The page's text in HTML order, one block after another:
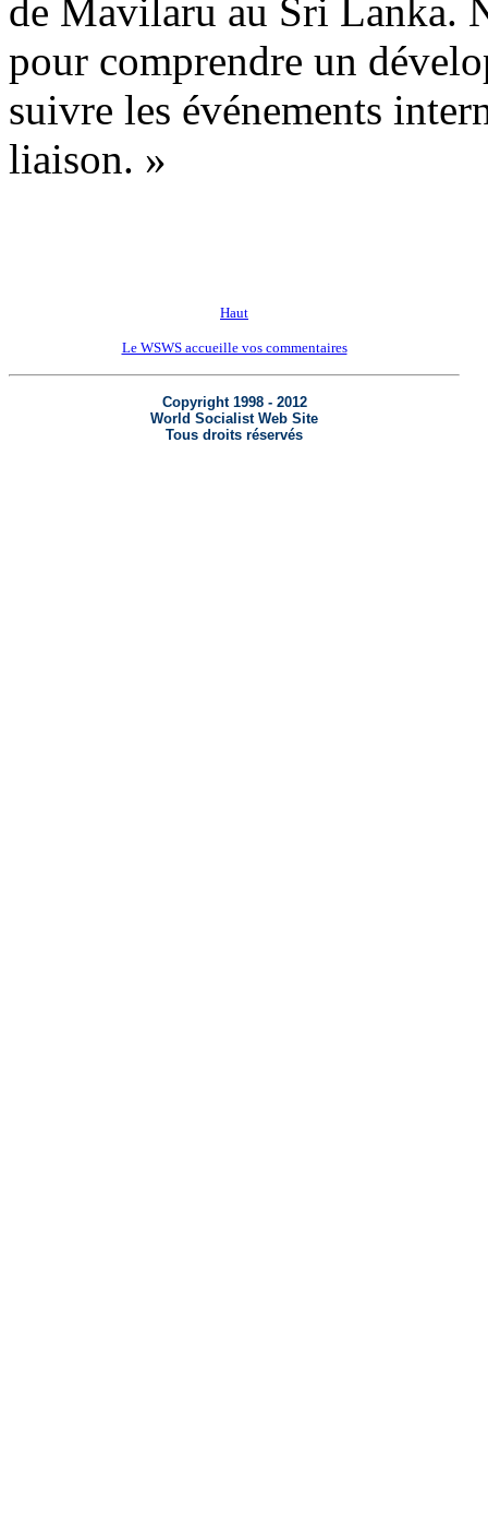
de Mavilaru au Sri Lanka.
pour comprendre un
suivre les événements
liaison. »
Haut
Le WSWS accueille vos commentaires
Copyright 1998 - 2012
World Socialist Web Site
Tous droits réservés